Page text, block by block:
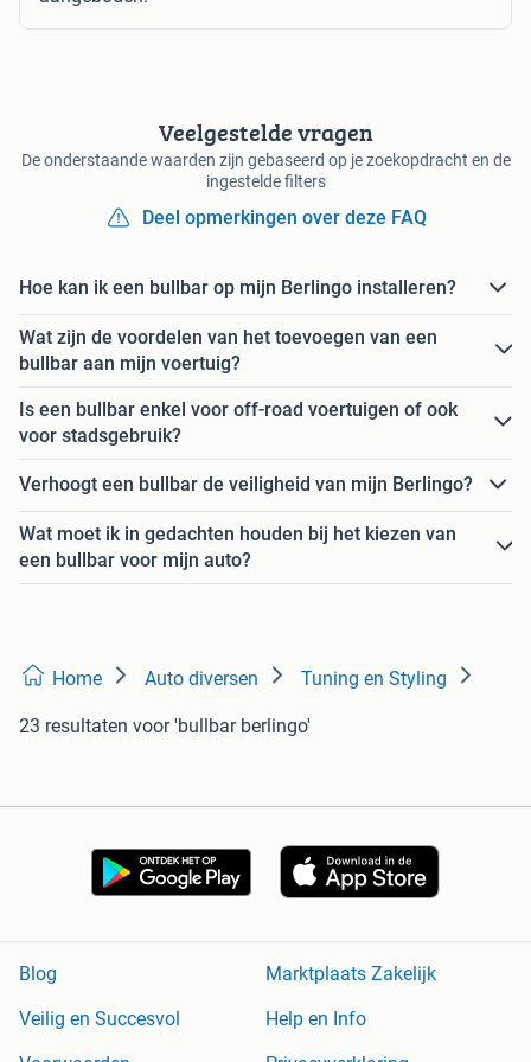
Veelgestelde vragen
De onderstaande waarden zijn gebaseerd op je zoekopdracht en de
ingestelde filters
Deel opmerkingen over deze FAQ
Hoe kan ik een bullbar op mijn Berlingo installeren?
Wat zijn de voordelen van het toevoegen van een
bullbar aan mijn voertuig?
Is een bullbar enkel voor off-road voertuigen of ook
voor stadsgebruik?
Verhoogt een bullbar de veiligheid van mijn Berlingo?
Wat moet ik in gedachten houden bij het kiezen van
een bullbar voor mijn auto?
Home Auto diversen Tuning en Styling
23 resultaten voor 'bullbar berlingo'
Blog
Marktplaats Zakelijk
Veilig en Succesvol
Help en Info